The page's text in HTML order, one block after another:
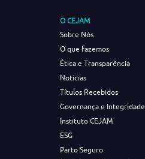
O CEJAM
Sobre Nós
O que fazemos
Ética e Transparência
Notícias
Títulos Recebidos
Governança e Integridade
Instituto CEJAM
ESG
Parto Seguro